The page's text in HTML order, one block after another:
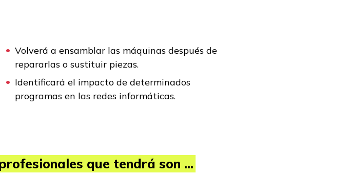
Volverá a ensamblar las máquinas después de
repararlas o sustituir piezas.
Identificará el impacto de determinados
programas en las redes informáticas.
que tendrá son ...